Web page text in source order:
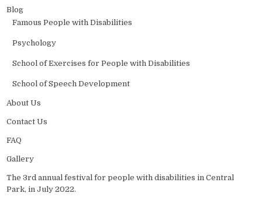
Blog
Famous People with Disabilities
Psychology
School of Exercises for People with Disabilities
School of Speech Development
About Us
Contact Us
FAQ
Gallery
The 3rd annual festival for people with disabilities in Central
Park, in July 2022.